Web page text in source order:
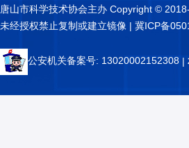
唐山市科学技术协会主办 Copyright ©
未经授权禁止复制或建立镜像 | 冀ICP备
公安机关备案号: 13020002152308 |